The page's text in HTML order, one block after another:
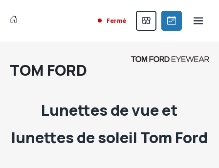
Fermé
TOM FORD
Lunettes de vue et
lunettes de soleil Tom Ford